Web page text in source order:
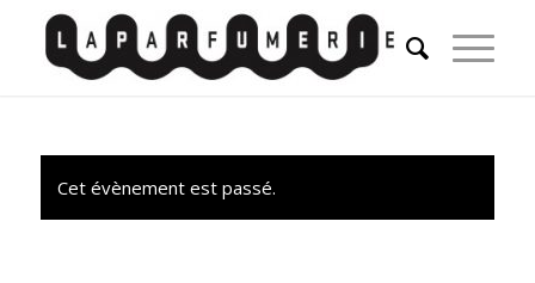
Cet évènement est passé.